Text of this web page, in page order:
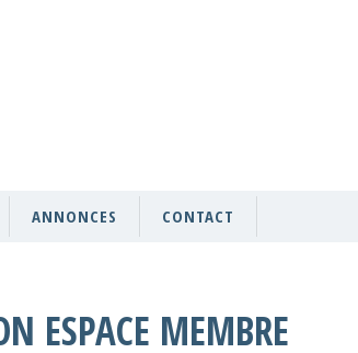
ANNONCES CONTACT
ESPACE MEMBRE